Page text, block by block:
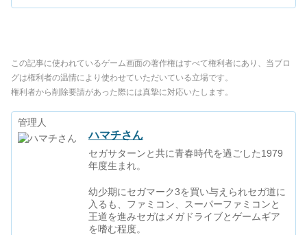
この記事に使われているゲーム画面の著作権はすべて権利者にあり、当ブロ
グは権利者の温情により使わせていただいている立場です。
権利者から削除要請があった際には真摯に対応いたします。
管理人
ハマチさん
セガサターンと共に青春時代を過ごした1979
年度生まれ。
幼少期にセガマーク3を買い与えられセガ道に
入るも、ファミコン、スーパーファミコンと
王道を進みセガはメガドライブとゲームギア
を嗜む程度。